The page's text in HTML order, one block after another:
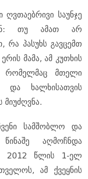
ღვთაებრივი საუნჯე
თუ ამათ არ
რა პასუხს გავცემთ
მამა, ამ კუთხის
რომელმაც მთელი
და ხალხისათვის
სამშობლო და
აღმოჩნდა
2012 წლის 1-ელ
ამ ქვეყნის